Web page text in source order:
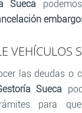
Sueca
VEHÍCULOS
las deudas o
Sueca
para